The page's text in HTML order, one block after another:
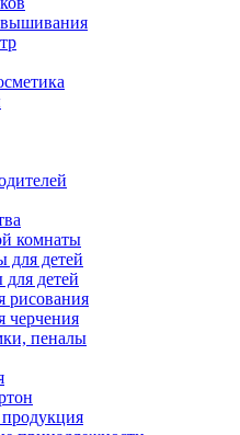
комнаты
для детей
детей
рисования
черчения
пеналы